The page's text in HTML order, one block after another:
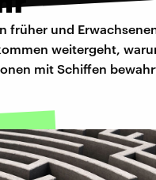
früher und
weitergeht,
mit Schiffen